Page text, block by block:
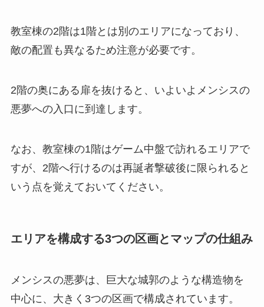
教室棟の2階は1階とは別のエリアになっており、
敵の配置も異なるため注意が必要です。
2階の奥にある扉を抜けると、いよいよメンシスの
悪夢への入口に到達します。
なお、教室棟の1階はゲーム中盤で訪れるエリアで
すが、2階へ行けるのは再誕者撃破後に限られると
いう点を覚えておいてください。
エリアを構成する3つの区画とマップの仕組み
メンシスの悪夢は、巨大な城郭のような構造物を
中心に、大きく3つの区画で構成されています。